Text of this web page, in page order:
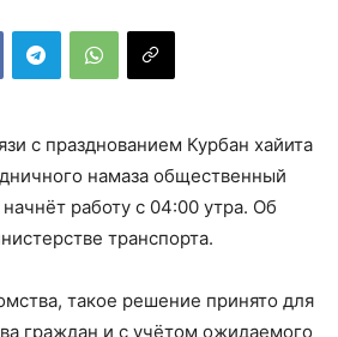
с празднованием Курбан хайита
намаза общественный
работу с 04:00 утра. Об
транспорта.
такое решение принято для
граждан и с учётом ожидаемого